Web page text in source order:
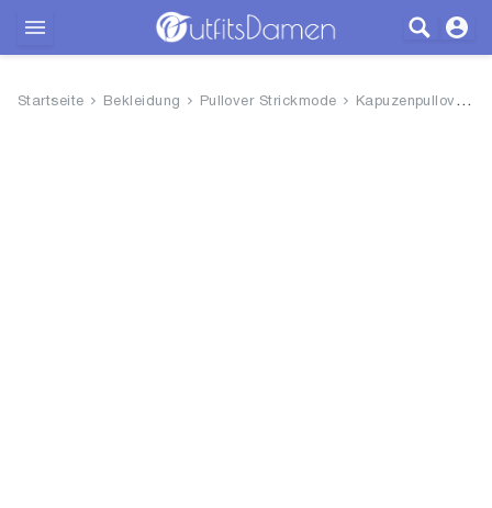
Startseite Bekleidung Pullover Strickmode Kapuzenpullover